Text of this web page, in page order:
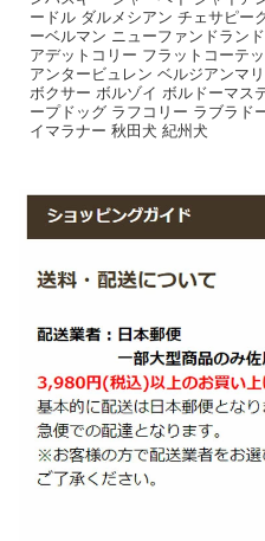
ードル ダルメシアン チェサピー
ーベルマン ニューファンドラン
アデットコリー フラットコーテ
アンタービュレン ベルジアンマ
ボクサー ボルゾイ ボルドーマス
ープドッグ ラフコリー ラブラド
イマラナー 秋田犬 紀州犬